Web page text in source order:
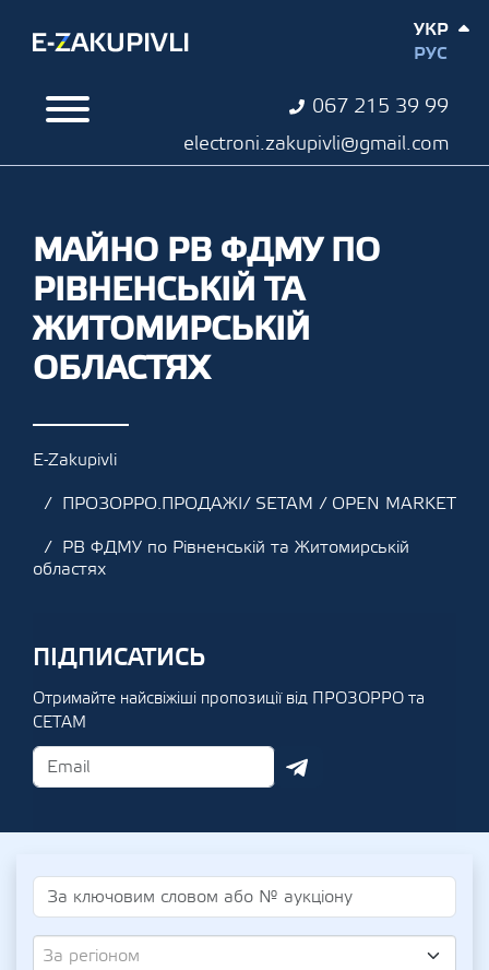
067 215 39 99
electroni.zakupivli@gmail.com
УКР
РУС
МАЙНО РВ ФДМУ ПО
РІВНЕНСЬКІЙ ТА
ЖИТОМИРСЬКІЙ
ОБЛАСТЯХ
E-Zakupivli
ПРОЗОРРО.ПРОДАЖІ/ SETAM / OPEN MARKET
РВ ФДМУ по Рівненській та Житомирській
областях
ПІДПИСАТИСЬ
Отримайте найсвіжіші пропозиції від ПРОЗОРРО та
СЕТАМ
За регіоном